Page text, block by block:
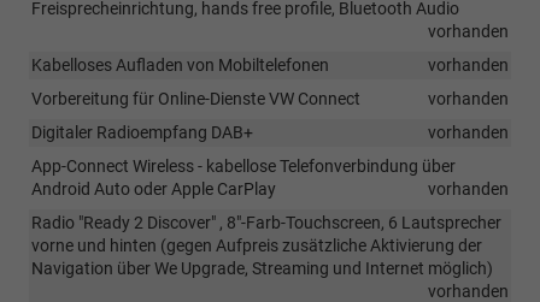
kann
weiterhin
dass
das
mit
den
18-
Zoll-
„Misano“
Freisprecheinrichtung, hands free profile, Bluetooth Audio
vorhanden
Kabelloses Aufladen von Mobiltelefonen
vorhanden
Vorbereitung für Online-Dienste VW Connect
vorhanden
Digitaler Radioempfang DAB+
vorhanden
App-Connect Wireless - kabellose Telefonverbindung über
Android Auto oder Apple CarPlay
vorhanden
Radio "Ready 2 Discover" , 8"-Farb-Touchscreen, 6 Lautsprecher
vorne und hinten (gegen Aufpreis zusätzliche Aktivierung der
Navigation über We Upgrade, Streaming und Internet möglich)
vorhanden